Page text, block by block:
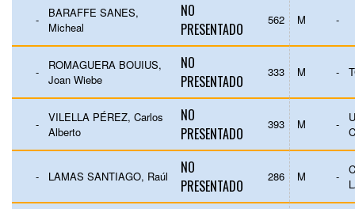
-
BARAFFE SANES,
Micheal
NO
PRESENTADO
562 M -
-
ROMAGUERA BOUIUS,
Joan Wiebe
NO
PRESENTADO
333 M -
-
VILELLA PÉREZ, Carlos
Alberto
NO
PRESENTADO
393 M -
- LAMAS SANTIAGO, Raúl
NO
PRESENTADO
286 M -